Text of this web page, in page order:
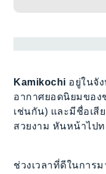
Kamikochi อยู่ในจั
อากาศยอดนิยมขอ
เช่นกัน) และมีชื่อเสี
สวยงาม หันหน้าไป
ช่วงเวลาที่ดีในการ